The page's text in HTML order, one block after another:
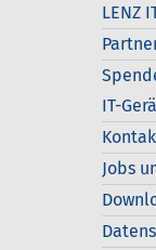
LENZ
IT-
Jobs